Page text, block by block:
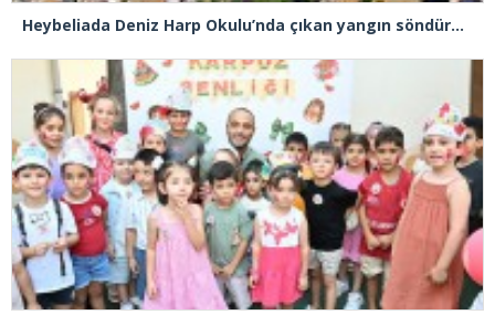
Heybeliada Deniz Harp Okulu’nda çıkan yangın söndürüldü